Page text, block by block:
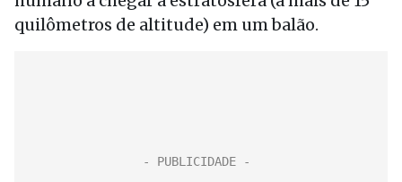
quilômetros de altitude) em um balão.